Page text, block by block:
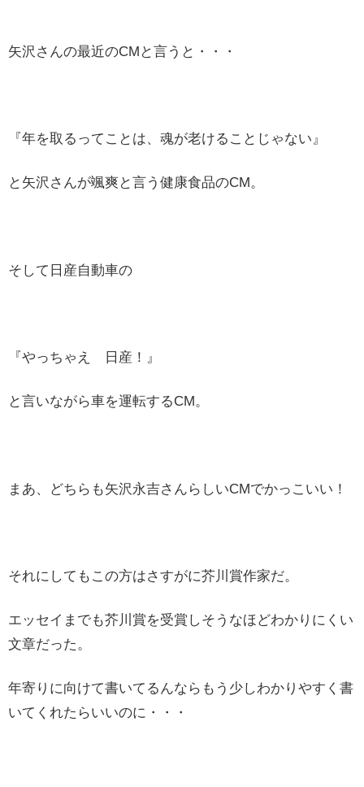
矢沢さんの最近のCMと言うと・・・
『年を取るってことは、魂が老けることじゃない』
と矢沢さんが颯爽と言う健康食品のCM。
そして日産自動車の
『やっちゃえ 日産！』
と言いながら車を運転するCM。
まあ、どちらも矢沢永吉さんらしいCMでかっこいい！
それにしてもこの方はさすがに芥川賞作家だ。
エッセイまでも芥川賞を受賞しそうなほどわかりにくい
文章だった。
年寄りに向けて書いてるんならもう少しわかりやすく書
いてくれたらいいのに・・・